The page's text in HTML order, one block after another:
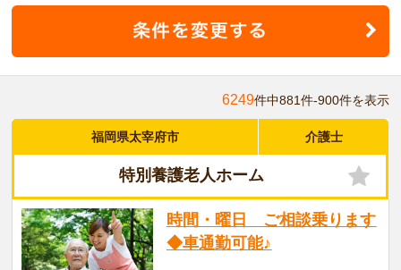
6249件中881件-900件を表示
福岡県太宰府市 介護士
特別養護老人ホーム
時間・曜日 ご相談乗ります
◆車通勤可能♪